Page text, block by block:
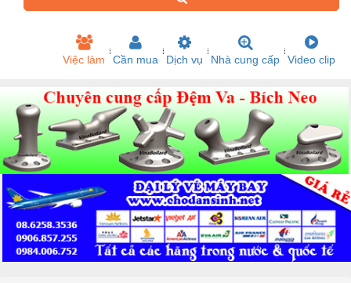
Việc làm Cần mua Dịch vụ Nhà cung cấp Video clip